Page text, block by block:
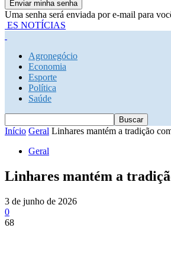
Uma senha será enviada por e-mail para
ES NOTÍCIAS
Agronegócio
Economia
Esporte
Política
Saúde
Início Geral Linhares mantém a tradição
Geral
Linhares mantém a
3 de junho de 2026
0
68